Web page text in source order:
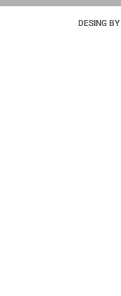
DESING BY